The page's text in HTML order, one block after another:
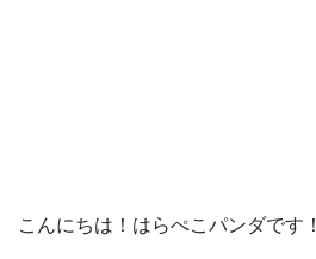
こんにちは！はらぺこパンダです！